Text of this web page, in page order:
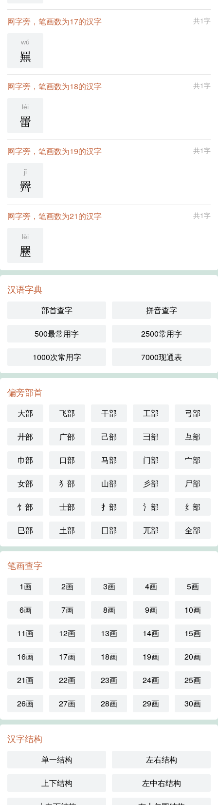
共1字
网字旁，笔画数为17的汉字
wú
䍢
共1字
网字旁，笔画数为18的汉字
léi
䍣
共1字
网字旁，笔画数为19的汉字
jǐ
䍤
共1字
网字旁，笔画数为21的汉字
lèi
䍥
汉语字典
部首查字 拼音查字
500最常用字 2500常用字
1000次常用字 7000现通表
偏旁部首
大部 飞部 干部 工部 弓部
廾部 广部 己部 彐部 彑部
巾部 口部 马部 门部 宀部
女部 犭部 山部 彡部 尸部
饣部 士部 扌部 氵部 纟部
巳部 土部 囗部 兀部 全部
笔画查字
1画 2画 3画 4画 5画
6画 7画 8画 9画 10画
11画 12画 13画 14画 15画
16画 17画 18画 19画 20画
21画 22画 23画 24画 25画
26画 27画 28画 29画 30画
汉字结构
单一结构 左右结构
上下结构 左中右结构